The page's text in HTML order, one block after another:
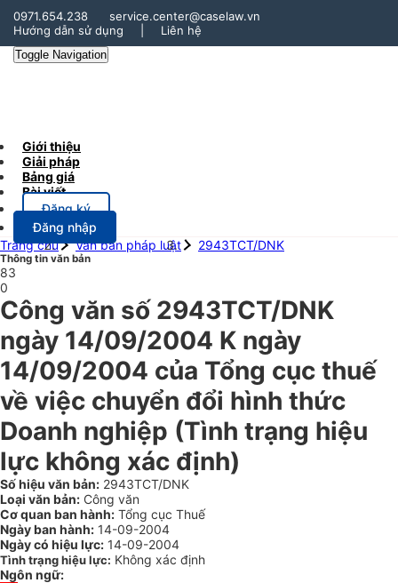
0971.654.238
service.center@caselaw.vn
Hướng dẫn sử dụng
Liên hệ
Toggle Navigation
Giới thiệu
Giải pháp
Bảng giá
Bài viết
Đăng ký
Đăng nhập
Trang chủ
Văn bản pháp luật 2943TCT/DNK
Thông tin văn bản
83
0
Công văn số 2943TCT/DNK
ngày 14/09/2004 K ngày
14/09/2004 của Tổng cục thuế
về việc chuyển đổi hình thức
Doanh nghiệp (Tình trạng hiệu
lực không xác định)
Số hiệu văn bản: 2943TCT/DNK
Loại văn bản: Công văn
Cơ quan ban hành: Tổng cục Thuế
Ngày ban hành: 14-09-2004
Ngày có hiệu lực: 14-09-2004
Tình trạng hiệu lực: Không xác định
Ngôn ngữ: